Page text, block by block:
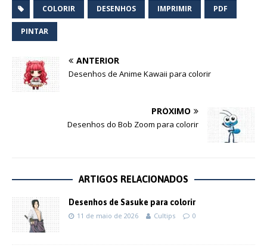
COLORIR DESENHOS IMPRIMIR PDF
PINTAR
ANTERIOR
Desenhos de Anime Kawaii para colorir
PRÓXIMO
Desenhos do Bob Zoom para colorir
ARTIGOS RELACIONADOS
Desenhos de Sasuke para colorir
11 de maio de 2026 Cultips 0